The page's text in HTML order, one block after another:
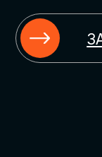
ИСКУССТВЕННЫЙ